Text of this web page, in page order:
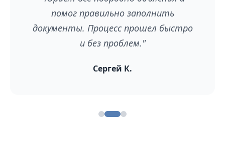
помог правильно заполнить
документы. Процесс прошел быстро
и без проблем."
Сергей К.